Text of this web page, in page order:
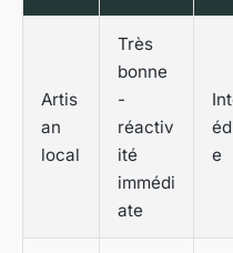
Artis
an
local
Très
bonne
-
réactiv
ité
immédi
ate
e